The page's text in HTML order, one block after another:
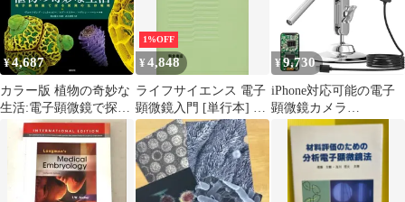
¥4,687
カラー版 植物の奇妙な
生活:電子顕微鏡で探る
驚異の生存戦略
1%OFF
¥4,848
ライフサイエンス 電子
顕微鏡入門 [単行本] 昭
雄，山内、 裕，嶋田;
武二，鮎川
¥9,730
iPhone対応可能の電子
顕微鏡カメラ
AMTORIN USB顕微鏡
IOS Android Windows
MacBook対応可能です
有線接続で画面遅延な
し、WiFiや充電不要 最